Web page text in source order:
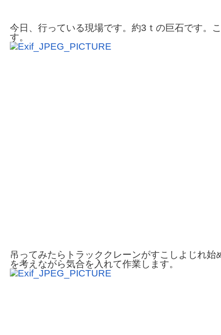
今日、行っている現場です。約3ｔの巨石です。
す。
吊ってみたらトラッククレーンがすこしよじれ始
を考えながら気合を入れて作業します。